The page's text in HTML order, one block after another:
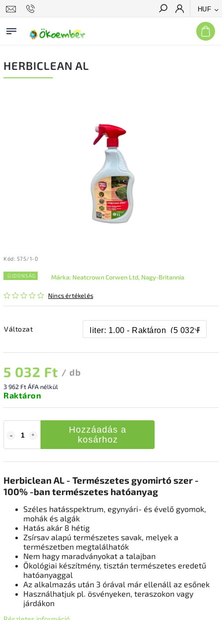
HUF
Keresés
HERBICLEAN AL
Kód: 575/1-0
ÚJDONSÁG
Nincs értékelés
Márka: Neatcrown Corwen Ltd, Nagy-Britannia
Változat
5 032 Ft / db
3 962 Ft ÁFA nélkül
Raktáron
Hozzáadás a
kosárhoz
Herbiclean AL - Természetes gyomirtó szer -
100% -ban természetes hatóanyag
Széles hatásspektrum, egynyári- és évelő gyomok,
mohák és algák
Hatás akár 8 hétig
Zsírsav alapú természetes savak, melyek a
természetben megtalálhatók
Nem hagy maradványokat a talajban
Ökológiai készítmény, tisztán természetes eredetű
hatóanyaggal
Az alkalmazás után 3 órával már ellenáll az esőnek
Használhatjuk pl. ösvényeken, teraszokon vagy
járdákon